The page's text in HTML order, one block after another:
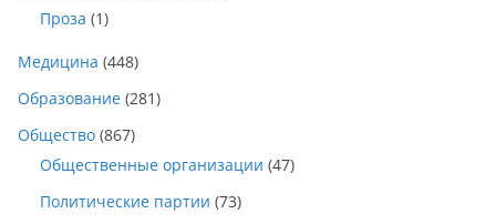
Проза (1)
Медицина (448)
Образование (281)
Общество (867)
Общественные организации (47)
Политические партии (73)